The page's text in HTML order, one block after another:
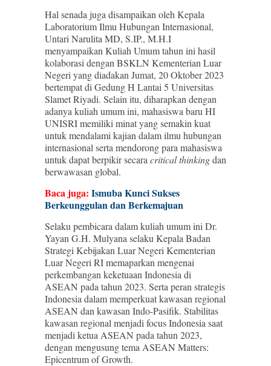
Hal senada juga disampaikan oleh Kepala
Laboratorium Ilmu Hubungan Internasional,
Untari Narulita MD, S.IP., M.H.I
menyampaikan Kuliah Umum tahun ini hasil
kolaborasi dengan BSKLN Kementerian Luar
Negeri yang diadakan Jumat, 20 Oktober 2023
bertempat di Gedung H Lantai 5 Universitas
Slamet Riyadi. Selain itu, diharapkan dengan
adanya kuliah umum ini, mahasiswa baru HI
UNISRI memiliki minat yang semakin kuat
untuk mendalami kajian dalam ilmu hubungan
internasional serta mendorong para mahasiswa
untuk dapat berpikir secara critical thinkingdan
berwawasan global.
Baca juga: Ismuba Kunci Sukses
Berkeunggulan dan Berkemajuan
Selaku pembicara dalam kuliah umum ini Dr.
Yayan G.H. Mulyana selaku Kepala Badan
Strategi Kebijakan Luar Negeri Kementerian
Luar Negeri RI memaparkan mengenai
perkembangan keketuaan Indonesia di
ASEAN pada tahun 2023. Serta peran strategis
Indonesia dalam memperkuat kawasan regional
ASEAN dan kawasan Indo-Pasifik. Stabilitas
kawasan regional menjadi focus Indonesia saat
menjadi ketua ASEAN pada tahun 2023,
dengan mengusung tema ASEAN Matters:
Epicentrum of Growth.